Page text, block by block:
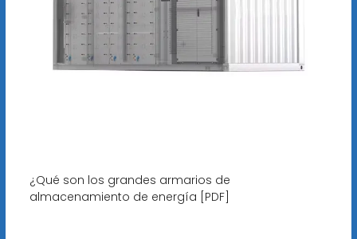
¿Qué son los grandes armarios de
almacenamiento de energía [PDF]